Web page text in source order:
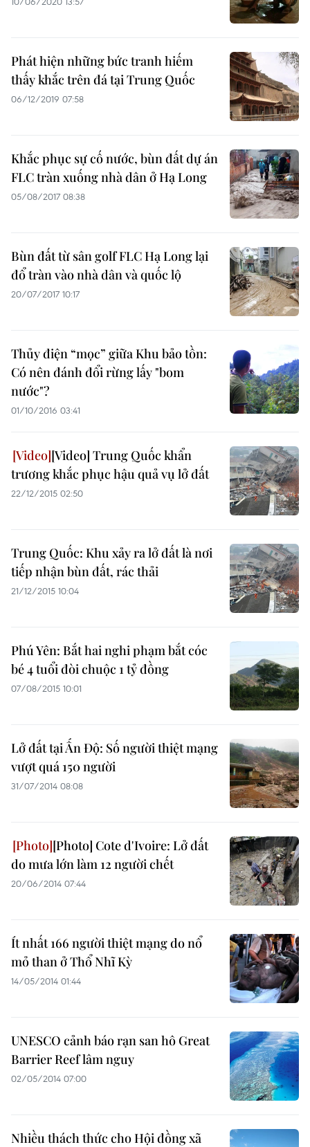
Phát hiện những bức tranh hiếm
thấy khắc trên đá tại Trung Quốc
06/12/2019 07:58
Khắc phục sự cố nước, bùn đất dự án
FLC tràn xuống nhà dân ở Hạ Long
05/08/2017 08:38
Bùn đất từ sân golf FLC Hạ Long lại
đổ tràn vào nhà dân và quốc lộ
20/07/2017 10:17
Thủy điện “mọc” giữa Khu bảo tồn:
Có nên đánh đổi rừng lấy "bom
nước"?
01/10/2016 03:41
[Video] Trung Quốc khẩn
trương khắc phục hậu quả vụ lở đất
22/12/2015 02:50
Trung Quốc: Khu xảy ra lở đất là nơi
tiếp nhận bùn đất, rác thải
21/12/2015 10:04
Phú Yên: Bắt hai nghi phạm bắt cóc
bé 4 tuổi đòi chuộc 1 tỷ đồng
07/08/2015 10:01
Lở đất tại Ấn Độ: Số người thiệt mạng
vượt quá 150 người
31/07/2014 08:08
[Photo] Cote d'Ivoire: Lở đất
do mưa lớn làm 12 người chết
20/06/2014 07:44
Ít nhất 166 người thiệt mạng do nổ
mỏ than ở Thổ Nhĩ Kỳ
14/05/2014 01:44
UNESCO cảnh báo rạn san hô Great
Barrier Reef lâm nguy
02/05/2014 07:00
Nhiều thách thức cho Hội đồng xã